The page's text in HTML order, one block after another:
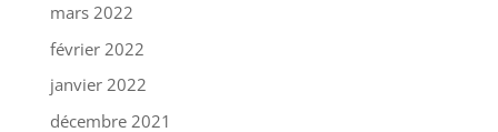
mars 2022
février 2022
janvier 2022
décembre 2021